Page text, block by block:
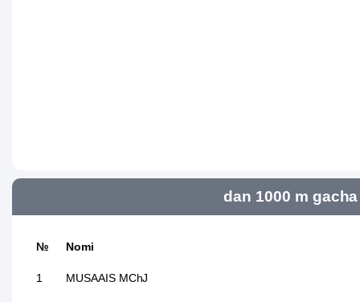
dan 1000 m
№ Nomi
1 MUSAAIS MChJ